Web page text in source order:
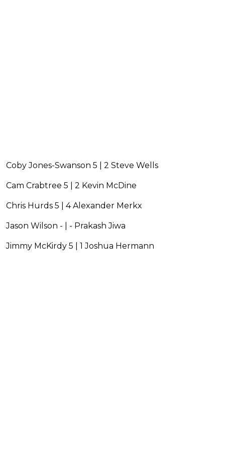
Coby Jones-Swanson 5 | 2 Steve Wells
Cam Crabtree 5 | 2 Kevin McDine
Chris Hurds 5 | 4 Alexander Merkx
Jason Wilson - | - Prakash Jiwa
Jimmy McKirdy 5 | 1 Joshua Hermann